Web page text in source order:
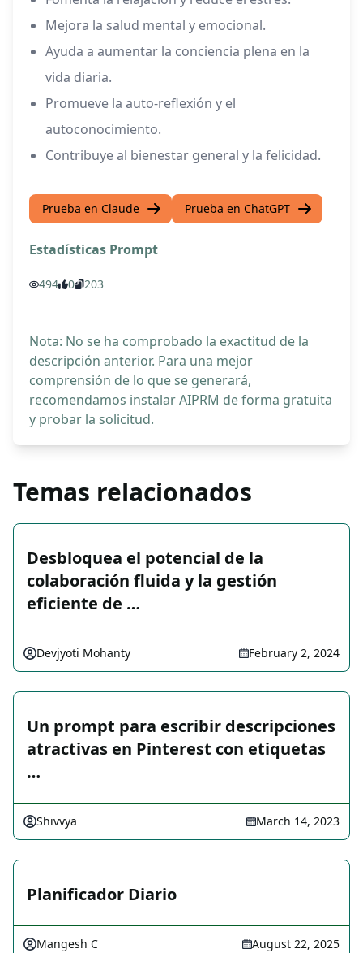
Mejora la salud mental y emocional.
Ayuda a aumentar la conciencia plena en la
vida diaria.
Promueve la auto-reflexión y el
autoconocimiento.
Contribuye al bienestar general y la felicidad.
Prueba en Claude Prueba en ChatGPT
Estadísticas Prompt
494 0 203
Nota: No se ha comprobado la exactitud de la
descripción anterior. Para una mejor
comprensión de lo que se generará,
recomendamos instalar AIPRM de forma gratuita
y probar la solicitud.
Temas relacionados
Desbloquea el potencial de la
colaboración fluida y la gestión
eficiente de …
Devjyoti Mohanty February 2, 2024
Un prompt para escribir descripciones
atractivas en Pinterest con etiquetas
…
Shivvya March 14, 2023
Planificador Diario
Mangesh C August 22, 2025